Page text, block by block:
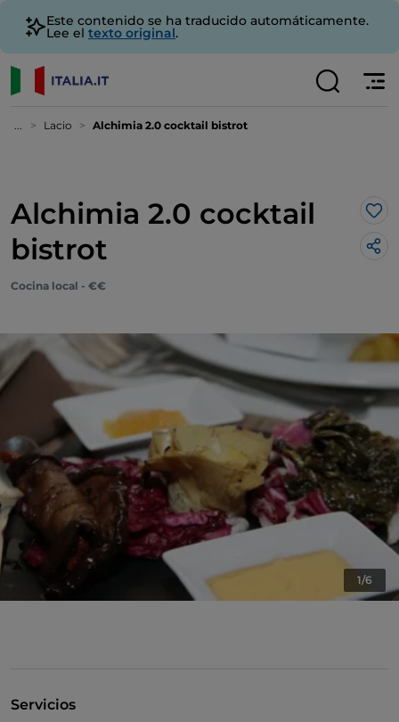
Este contenido se ha traducido automáticamente.
Lee el texto original.
... Lacio Alchimia 2.0 cocktail bistrot
Alchimia 2.0 cocktail
bistrot
Me
Cocina local - €€
1/6
Servicios